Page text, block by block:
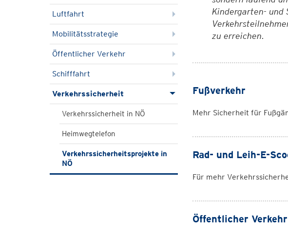
Luftfahrt
Mobilitätsstrategie
Öffentlicher Verkehr
Schifffahrt
Verkehrssicherheit
Verkehrssicherheit in NÖ
Heimwegtelefon
Verkehrssicherheitsprojekte in
NÖ
Kindergarten- und
zu erreichen.
Fußverkehr
Mehr Sicherheit für
Rad- und Leih-E-
Für mehr
Öffentlicher Verkehr